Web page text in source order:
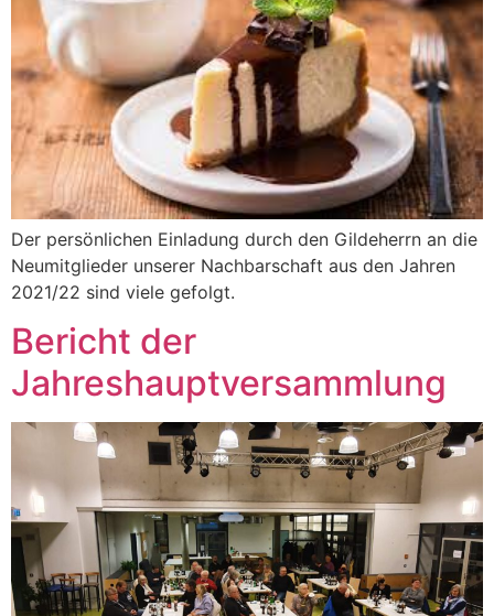
Der persönlichen Einladung durch den Gildeherrn an die
Neumitglieder unserer Nachbarschaft aus den Jahren
2021/22 sind viele gefolgt.
Bericht der
Jahreshauptversammlung